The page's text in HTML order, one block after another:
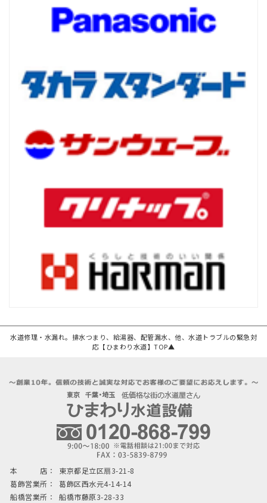
水道修理・水漏れ。排水つまり、給湯器、配管漏水、他、水道トラブルの緊急対
応【ひまわり水道】TOP▲
本 店：
東京都足立区扇3-21-8
葛飾営業所：
葛飾区西水元4-14-14
船橋営業所：
船橋市藤原3-28-33